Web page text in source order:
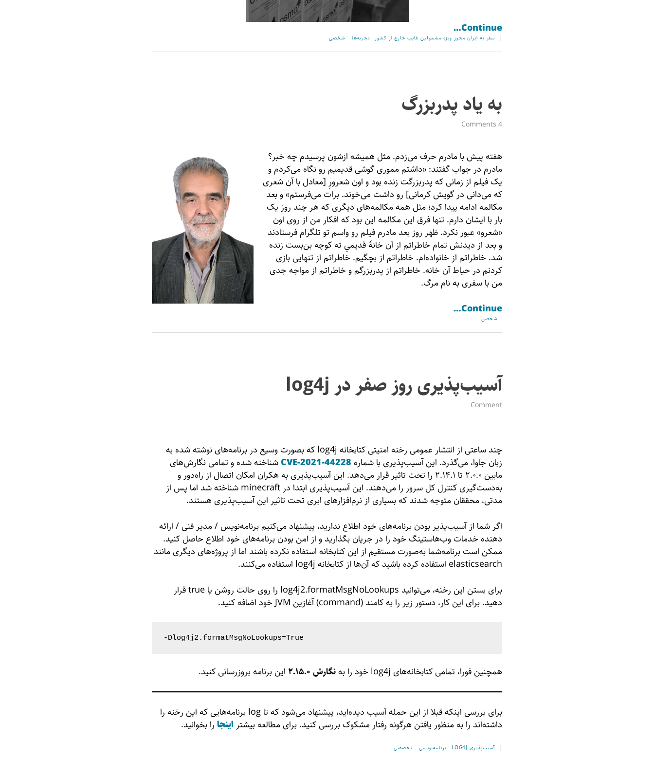
Continue…
تجربه‌ها شخصی | سفر به ایران مجوز ویژه مشمولین غایب خارج از کشور
به یاد پدربزرگ
4 Comments
هفته پیش با مادرم حرف می‌زدم. مثل همیشه ازشون پرسیدم چه خبر؟
مادرم در جواب گفتند: «داشتم مموری گوشی قدیمیم رو نگاه می‌کردم و
یک فیلم از زمانی که پدربزرگت زنده بود و اون شعرورِ [معادل با آن شعری
که می‌دانی در گویش کرمانی] رو داشت می‌خوند. برات می‌فرستم» و بعد
مکالمه ادامه پیدا کرد؛ مثل همه مکالمه‌های دیگری که هر چند روز یک
بار با ایشان دارم. تنها فرق این مکالمه این بود که افکار من از روی اون
«شعرو» عبور نکرد. ظهر روز بعد مادرم فیلم رو واسم تو تلگرام فرستادند
و بعد از دیدنش تمام خاطراتم از آن خانهٔ قدیمیِ ته کوچه بن‌بست زنده
شد. خاطراتم از خانواده‌ام. خاطراتم از بچگیم. خاطراتم از تنهایی بازی
کردنم در حیاط آن خانه. خاطراتم از پدربزرگم و خاطراتم از مواجه جدی
من با سفری به نام مرگ.
Continue…
شخصی
آسیب‌پذیری روز صفر در log4j
Comment
چند ساعتی از انتشار عمومی رخنه امنیتی کتابخانه log4j که بصورت وسیع در برنامه‌های نوشته شده به
زبان جاوا، می‌گذرد. این آسیب‌پذیری با شماره CVE-2021-44228 شناخته شده و تمامی نگارش‌های
مابین ۲.۰.۰ تا ۲.۱۴.۱ را تحت تاثیر قرار می‌دهد. این آسیب‌پذیری به هکران امکان اتصال از راه‌دور و
به‌دست‌گیری کنترل کل سرور را می‌دهند. این آسیب‌پذیری ابتدا در minecraft شناخته شد اما پس از
مدتی، محققان متوجه شدند که بسیاری از نرم‌افزارهای ابری تحت تاثیر این آسیب‌پذیری هستند.
اگر شما از آسیب‌پذیر بودن برنامه‌های خود اطلاع ندارید، پیشنهاد می‌کنیم برنامه‌نویس / مدیر فنی / ارائه
دهنده خدمات وب‌هاستینگ خود را در جریان بگذارید و از امن بودن برنامه‌های خود اطلاع حاصل کنید.
ممکن است برنامه‌شما به‌صورت مستقیم از این کتابخانه استفاده نکرده باشند اما از پروژه‌های دیگری مانند
elasticsearch استفاده کرده باشید که آن‌ها از کتابخانه log4j استفاده می‌کنند.
برای بستن این رخنه، می‌توانید log4j2.formatMsgNoLookups را روی حالت روشن یا true قرار
دهید. برای این کار، دستور زیر را به کامند (command) آغازین JVM خود اضافه کنید.
‐Dlog4j2.formatMsgNoLookups=True
همچنین فورا، تمامی کتابخانه‌های log4j خود را به نگارش ۲.۱۵.۰ این برنامه بروزرسانی کنید.
برای بررسی اینکه قبلا از این حمله آسیب دیده‌اید، پیشنهاد می‌شود که تا log برنامه‌هایی که این رخنه را
داشته‌اند را به منظور یافتن هرگونه رفتار مشکوک بررسی کنید. برای مطالعه بیشتر اینجا را بخوانید.
برنامه‌نویسی تخصصی | آسیب‌پذیری LOG4J